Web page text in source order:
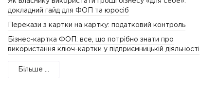
докладний гайд для ФОП та юросіб
Перекази з картки на картку: податковий контроль
Бізнес-картка ФОП: все, що потрібно знати про
використання ключ-картки у підприємницькій діяльності
Більше ...